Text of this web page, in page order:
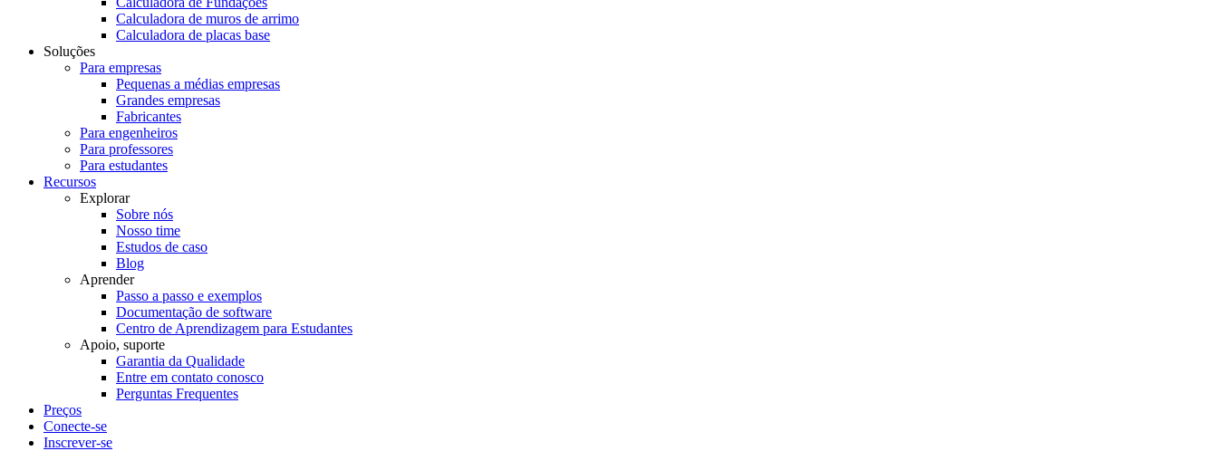
Calculadora de muros de arrimo
Calculadora de placas base
Soluções
Para empresas
Pequenas a médias empresas
Grandes empresas
Fabricantes
Para engenheiros
Para professores
Para estudantes
Recursos
Explorar
Sobre nós
Nosso time
Estudos de caso
Blog
Aprender
Passo a passo e exemplos
Documentação de software
Centro de Aprendizagem para Estudantes
Apoio, suporte
Garantia da Qualidade
Entre em contato conosco
Perguntas Frequentes
Preços
Conecte-se
Inscrever-se